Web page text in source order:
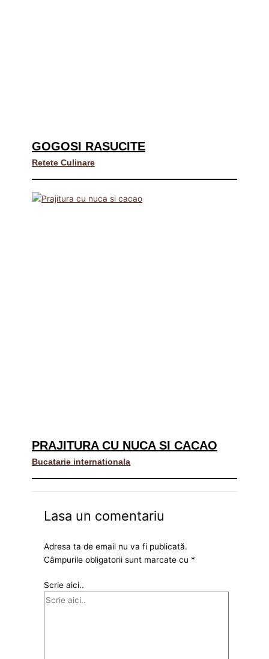
GOGOSI RASUCITE
Retete Culinare
PRAJITURA CU NUCA SI CACAO
Bucatarie internationala
Lasa un comentariu
Adresa ta de email nu va fi publicată.
Câmpurile obligatorii sunt marcate cu *
Scrie aici..